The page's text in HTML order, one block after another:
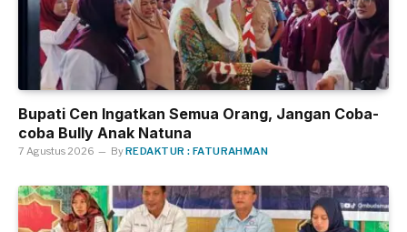
Bupati Cen Ingatkan Semua Orang, Jangan Coba-
coba Bully Anak Natuna
7 Agustus 2026 ByREDAKTUR : FATURAHMAN